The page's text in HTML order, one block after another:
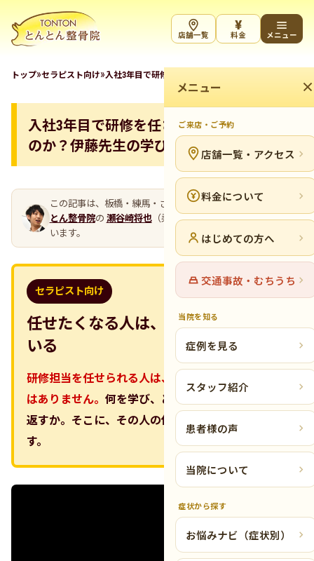
店舗一覧
¥
料金 メニュー
メニュー
ご来店・ご予約
店舗一覧・アクセス
料金について
はじめての方へ
交通事故・むちうち
当院を知る
症例を見る
スタッフ紹介
患者様の声
当院について
症状から探す
お悩みナビ（症状別）
トップ»セラピスト向け»入社3年目で研修を任される人は何が違うのか？伊藤
入社3年目で研修を任される人は何が違う
のか？伊藤先生の学び方と信頼の理由
この記事は、板橋・練馬・さいたまの整骨院グループ
とん整骨院の 瀬谷崎将也（柔道整復師・代表）が執筆して
います。
セラピスト向け
任せたくなる人は、点数の先を見て
いる
研修担当を任せられる人は、ただ知識量が多い人で
はありません。何を学び、どう整理し、どう現場に
返すか。そこに、その人の信頼される理由が出ま
す。